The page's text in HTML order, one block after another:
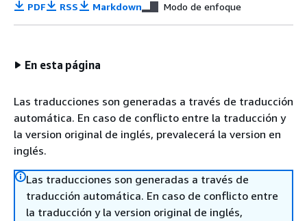
PDF RSS Markdown Modo de enfoque
En esta página
Las traducciones son generadas a través de traducción
automática. En caso de conflicto entre la traducción y
la version original de inglés, prevalecerá la version en
inglés.
Las traducciones son generadas a través de
traducción automática. En caso de conflicto entre
la traducción y la version original de inglés,